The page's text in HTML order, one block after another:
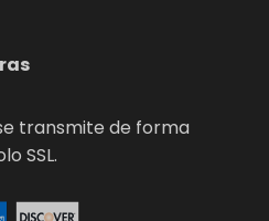
transmite de forma
SSL.